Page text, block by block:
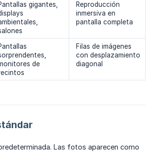
gigantes,
Reproducción
inmersiva en
pantalla completa
de
Filas de imágenes
con desplazamiento
diagonal
Las fotos aparecen como